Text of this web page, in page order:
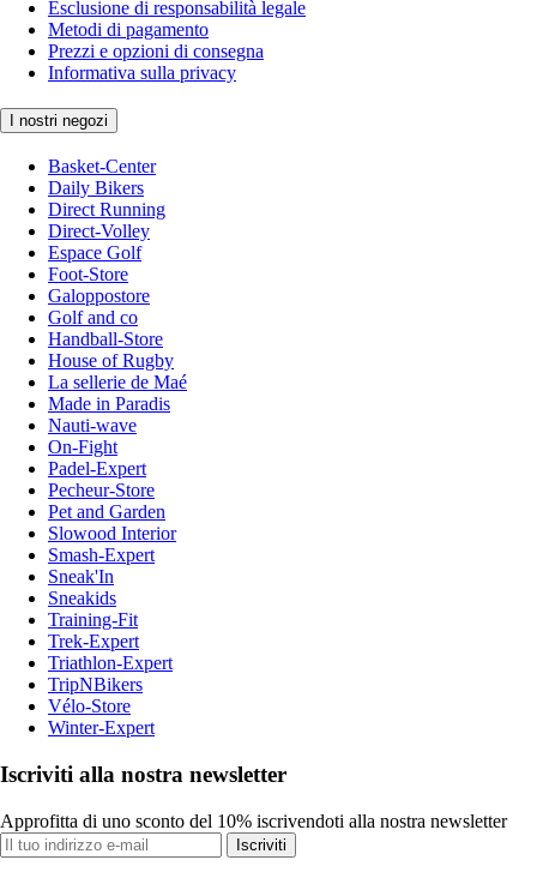
Esclusione di responsabilità legale
Metodi di pagamento
Prezzi e opzioni di consegna
Informativa sulla privacy
I nostri negozi
Basket-Center
Daily Bikers
Direct Running
Direct-Volley
Espace Golf
Foot-Store
Galoppostore
Golf and co
Handball-Store
House of Rugby
La sellerie de Maé
Made in Paradis
Nauti-wave
On-Fight
Padel-Expert
Pecheur-Store
Pet and Garden
Slowood Interior
Smash-Expert
Sneak'In
Sneakids
Training-Fit
Trek-Expert
Triathlon-Expert
TripNBikers
Vélo-Store
Winter-Expert
Iscriviti alla nostra newsletter
Approfitta di uno sconto del 10% iscrivendoti alla nostra newsletter
Iscriviti